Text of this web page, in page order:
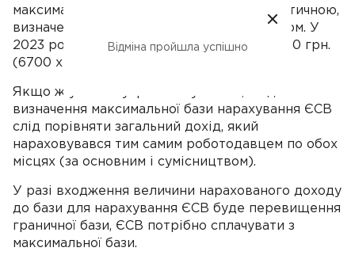
максимальну базу нарахування ЄСВ з фактичною,
визначеною роботодавцем за сумісництвом. У
2023 році максимальна база сягала 100 500 грн.
(6700 х 15).
Якщо ж у вас внутрішній сумісник, то для
визначення максимальної бази нарахування ЄСВ
слід порівняти загальний дохід, який
нараховувався тим самим роботодавцем по обох
місцях (за основним і сумісництвом).
У разі входження величини нарахованого доходу
до бази для нарахування ЄСВ буде перевищення
граничної бази, ЄСВ потрібно сплачувати з
максимальної бази.
Відміна пройшла успішно